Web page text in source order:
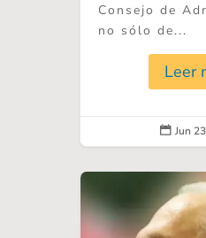
Consejo de
no sólo de...
Leer
 Jun